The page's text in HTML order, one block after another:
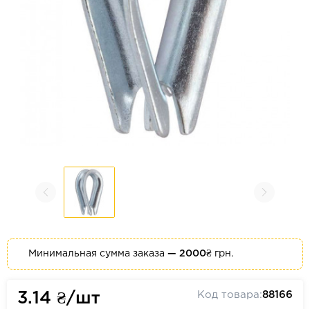
Минимальная сумма заказа — 2000₴ грн.
3.14 ₴/шт Код товара:88166